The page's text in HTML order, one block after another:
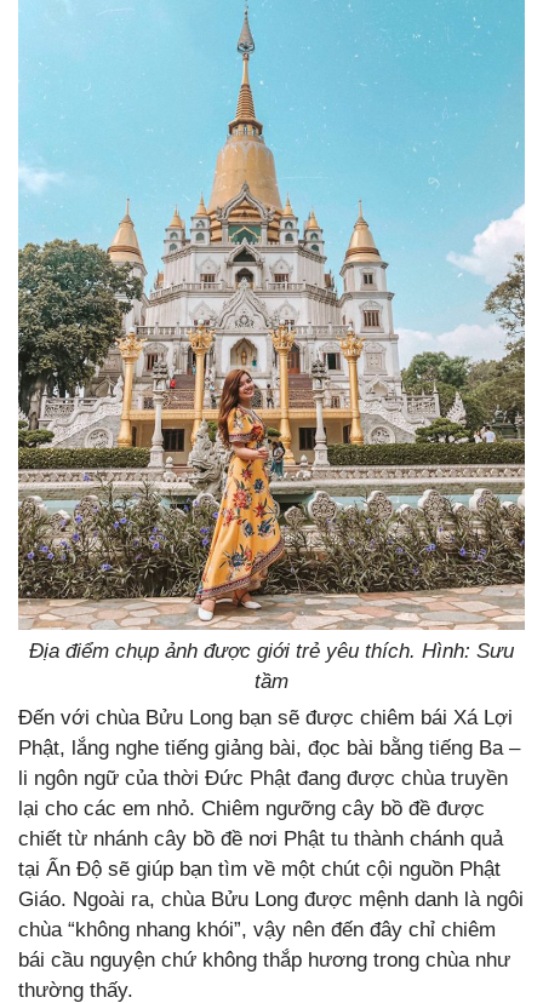
Địa điểm chụp ảnh được giới trẻ yêu thích. Hình: Sưu
tầm
Đến với chùa Bửu Long bạn sẽ được chiêm bái Xá Lợi
Phật, lắng nghe tiếng giảng bài, đọc bài bằng tiếng Ba –
li ngôn ngữ của thời Đức Phật đang được chùa truyền
lại cho các em nhỏ. Chiêm ngưỡng cây bồ đề được
chiết từ nhánh cây bồ đề nơi Phật tu thành chánh quả
tại Ấn Độ sẽ giúp bạn tìm về một chút cội nguồn Phật
Giáo. Ngoài ra, chùa Bửu Long được mệnh danh là ngôi
chùa “không nhang khói”, vậy nên đến đây chỉ chiêm
bái cầu nguyện chứ không thắp hương trong chùa như
thường thấy.